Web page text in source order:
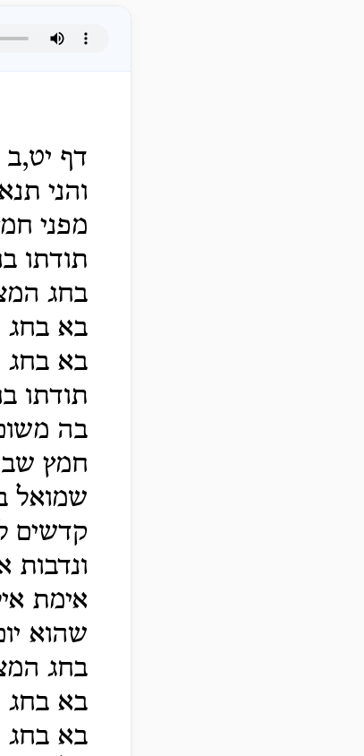
דף יט,ב
והני
מפני
תודתו
בחג
בא בחג
בא בחג
תודתו
בה
חמץ
שמואל
קדשים
ונדבות
אימת
שהוא
בחג
בא בחג
בא בחג